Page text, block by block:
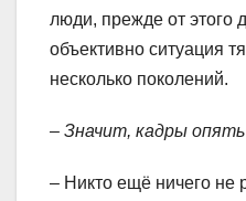
люди, прежде от этого
объективно ситуация
несколько поколений.
– Значит, кадры
– Никто ещё ничего не